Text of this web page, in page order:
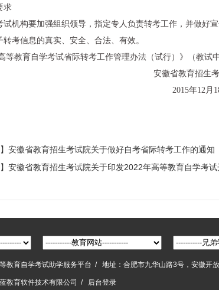
求
试机构要加强组织领导，指定专人负责转考工作，并做好
考信息的真实、安全、合法、有效。
等教育自学考试省际转考工作管理办法（试行）》（教试
省教育招生考试
年12月18
】安徽省教育招生考试院关于做好自考省际转考工作的通知
】安徽省教育招生考试院关于印发2022年高等教育自学考
教育自学考试助学服务平台 / 地址：合肥市九华山路3号，安徽开放
教育软件技术有限公司 / 后台登录